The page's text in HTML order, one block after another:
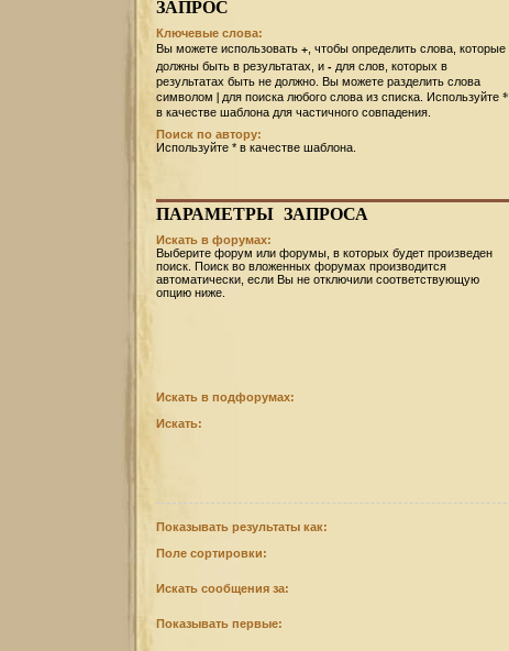
Ключевые слова:
Вы можете использовать + , чтобы определить слова, которые
должны быть в результатах, и - для слов, которых в
результатах быть не должно. Вы можете разделить слова
символом | для поиска любого слова из списка. Используйте *
в качестве шаблона для частичного совпадения.
Поиск по автору:
Используйте * в качестве шаблона.
ПАРАМЕТРЫ ЗАПРОСА
Искать в форумах:
Выберите форум или форумы, в которых будет произведен
поиск. Поиск во вложенных форумах производится
автоматически, если Вы не отключили соответствующую
опцию ниже.
Искать в подфорумах:
Искать:
Показывать результаты как:
Поле сортировки:
Искать сообщения за:
Показывать первые: